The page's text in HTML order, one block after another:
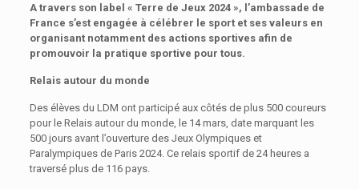
A travers son label « Terre de Jeux 2024 », l’ambassade de
France s’est engagée à célébrer le sport et ses valeurs en
organisant notamment des actions sportives afin de
promouvoir la pratique sportive pour tous.
Relais autour du monde
Des élèves du LDM ont participé aux côtés de plus 500 coureurs
pour le Relais autour du monde, le 14 mars, date marquant les
500 jours avant l’ouverture des Jeux Olympiques et
Paralympiques de Paris 2024. Ce relais sportif de 24 heures a
traversé plus de 116 pays.